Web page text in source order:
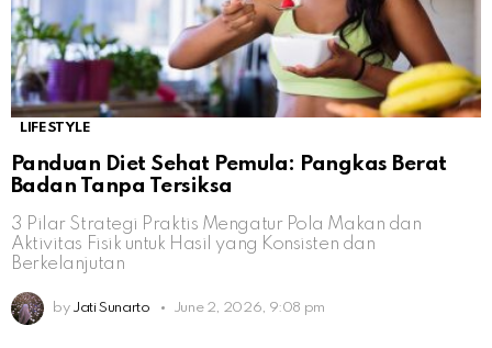
LIFESTYLE
Panduan Diet Sehat Pemula: Pangkas Berat
Badan Tanpa Tersiksa
3 Pilar Strategi Praktis Mengatur Pola Makan dan
Aktivitas Fisik untuk Hasil yang Konsisten dan
Berkelanjutan
by Jati Sunarto June 2, 2026, 9:08 pm